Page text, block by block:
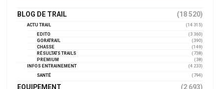
BLOG DE TRAIL (18 520)
ACTU TRAIL
(14 315)
EDITO
(3 360)
GORATRAIL
(390)
CHASSE
(149)
RÉSULTATS TRAILS
(738)
PREMIUM
(38)
INFOS ENTRAINEMENT
(4 233)
SANTÉ
(794)